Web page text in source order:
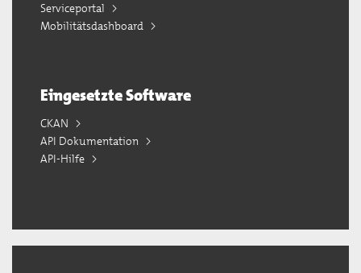
Serviceportal
Mobilitätsdashboard
Eingesetzte Software
CKAN
API Dokumentation
API-Hilfe